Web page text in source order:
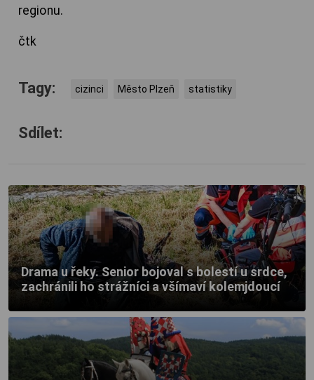
regionu.
čtk
Tagy: cizinci Město Plzeň statistiky
Sdílet:
Drama u řeky. Senior bojoval s bolestí u srdce,
zachránili ho strážníci a všímaví kolemjdoucí